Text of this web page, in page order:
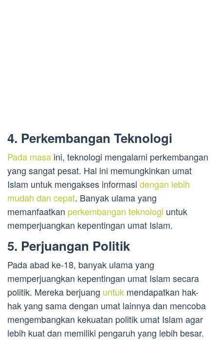
4. Perkembangan Teknologi
Pada masa ini, teknologi mengalami perkembangan
yang sangat pesat. Hal ini memungkinkan umat
Islam untuk mengakses informasi dengan lebih
mudah dan cepat. Banyak ulama yang
memanfaatkan perkembangan teknologi untuk
memperjuangkan kepentingan umat Islam.
5. Perjuangan Politik
Pada abad ke-18, banyak ulama yang
memperjuangkan kepentingan umat Islam secara
politik. Mereka berjuang untuk mendapatkan hak-
hak yang sama dengan umat lainnya dan mencoba
mengembangkan kekuatan politik umat Islam agar
lebih kuat dan memiliki pengaruh yang lebih besar.